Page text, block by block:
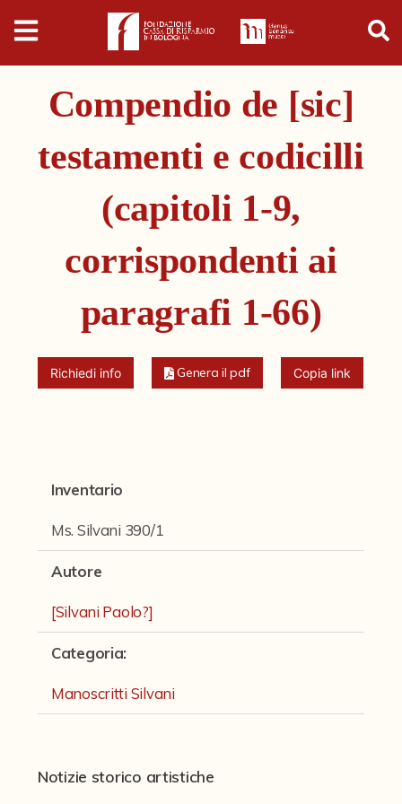
Digital
Humanities
Donazioni
Pubblicazioni
Arti Applicate
Disegni
Manoscritti Ambrosini
Manoscritti Silvani
Miscellanea speciale di manoscritti e materiali documentari
Sculture
Compendio de [sic]
testamenti e codicilli
(capitoli 1-9,
corrispondenti ai
paragrafi 1-66)
Richiedi info Genera il pdf Copia link
Inventario
Ms. Silvani 390/1
Autore
[Silvani Paolo?]
Categoria:
Manoscritti Silvani
Notizie storico artistiche